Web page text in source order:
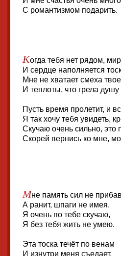
С романтизмом подарить.
Когда тебя нет рядом, мир
И сердце наполняется
Мне не хватает смеха
И теплоты, что грела
Пусть время пролетит, и
Я так хочу тебя увидеть,
Скучаю очень сильно, это
Скорей вернись ко мне,
Мне память сил не
А ранит, шпаги не имея.
Я очень по тебе скучаю,
Я без тебя жить не умею.
Эта тоска течёт по венам
И изнутри меня съедает,